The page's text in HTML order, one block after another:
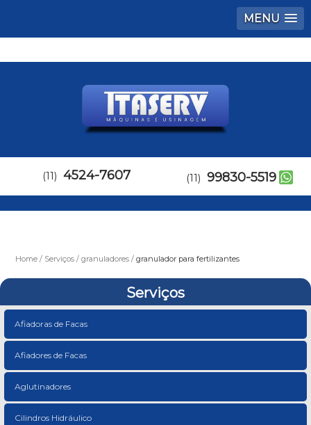
MENU
(11) 4524-7607 (11) 99830-5519
Home Serviços granuladores granulador para fertilizantes
Serviços
Afiadoras de Facas
Afiadores de Facas
Aglutinadores
Cilindros Hidráulico